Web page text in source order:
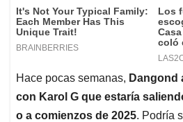
Hace pocas semanas, Dangond
con Karol G que estaría
o a comienzos de 2025. Podría